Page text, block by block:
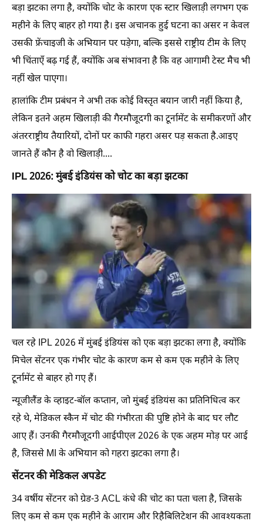
बड़ा झटका लगा है, क्योंकि चोट के कारण एक स्टार खिलाड़ी लगभग एक
महीने के लिए बाहर हो गया है। इस अचानक हुई घटना का असर न केवल
उसकी फ्रेंचाइजी के अभियान पर पड़ेगा, बल्कि इससे राष्ट्रीय टीम के लिए
भी चिंताएँ बढ़ गई हैं, क्योंकि अब संभावना है कि वह आगामी टेस्ट मैच भी
नहीं खेल पाएगा।
हालांकि टीम प्रबंधन ने अभी तक कोई विस्तृत बयान जारी नहीं किया है,
लेकिन इतने अहम खिलाड़ी की गैरमौजूदगी का टूर्नामेंट के समीकरणों और
अंतरराष्ट्रीय तैयारियों, दोनों पर काफी गहरा असर पड़ सकता है.आइए
जानते हैं कौन है वो खिलाड़ी....
IPL 2026: मुंबई इंडियंस को चोट का बड़ा झटका
चल रहे IPL 2026 में मुंबई इंडियंस को एक बड़ा झटका लगा है, क्योंकि
मिचेल सेंटनर एक गंभीर चोट के कारण कम से कम एक महीने के लिए
टूर्नामेंट से बाहर हो गए हैं।
न्यूजीलैंड के व्हाइट-बॉल कप्तान, जो मुंबई इंडियंस का प्रतिनिधित्व कर
रहे थे, मेडिकल स्कैन में चोट की गंभीरता की पुष्टि होने के बाद घर लौट
आए हैं। उनकी गैरमौजूदगी आईपीएल 2026 के एक अहम मोड़ पर आई
है, जिससे MI के अभियान को गहरा झटका लगा है।
सेंटनर की मेडिकल अपडेट
34 वर्षीय सेंटनर को ग्रेड-3 ACL कंधे की चोट का पता चला है, जिसके
लिए कम से कम एक महीने के आराम और रिहैबिलिटेशन की आवश्यकता